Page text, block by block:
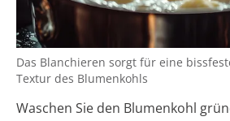
Das Blanchieren sorgt für eine
Textur des Blumenkohls
Waschen Sie den Blumenkohl